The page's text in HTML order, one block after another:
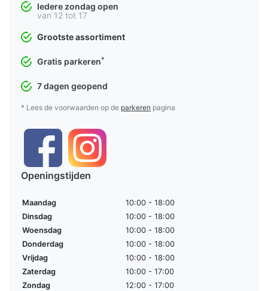
Iedere zondag open
van 12 tot 17
Grootste assortiment
Gratis parkeren*
7 dagen geopend
* Lees de voorwaarden op de parkeren pagina
Openingstijden
Maandag
10:00 - 18:00
Dinsdag
10:00 - 18:00
Woensdag
10:00 - 18:00
Donderdag
10:00 - 18:00
Vrijdag
10:00 - 18:00
Zaterdag
10:00 - 17:00
Zondag
12:00 - 17:00